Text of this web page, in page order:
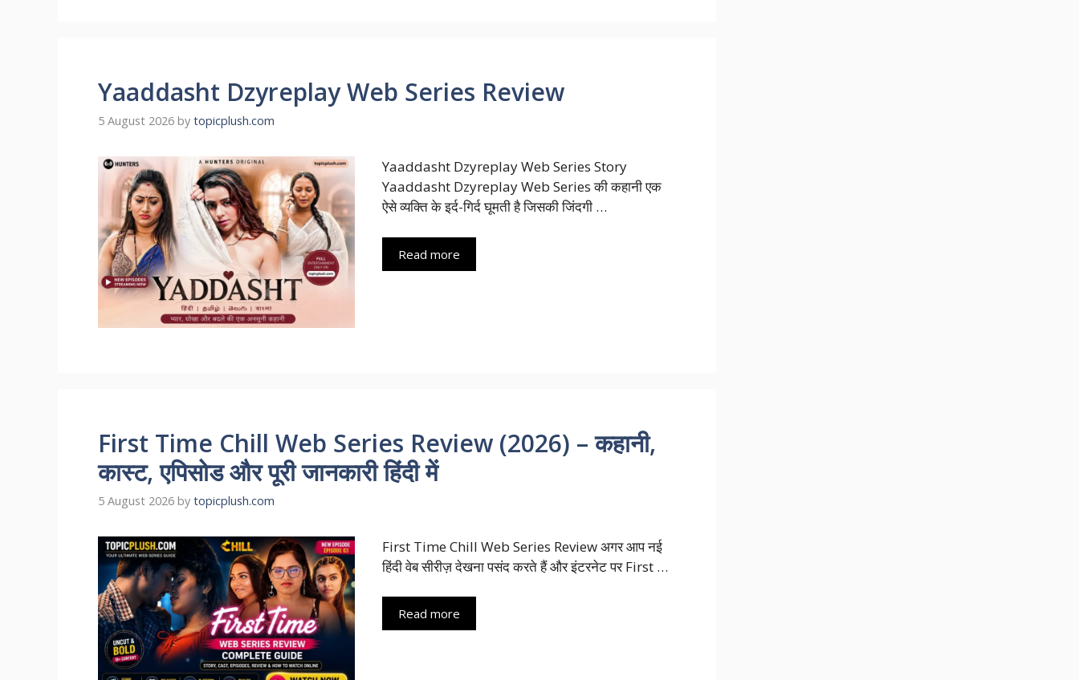
Yaaddasht Dzyreplay Web Series Review
5 August 2026 by topicplush.com
Yaaddasht Dzyreplay Web Series Story
Yaaddasht Dzyreplay Web Series की कहानी एक
ऐसे व्यक्ति के इर्द-गिर्द घूमती है जिसकी जिंदगी …
Read more
First Time Chill Web Series Review (2026) – कहानी,
कास्ट, एपिसोड और पूरी जानकारी हिंदी में
5 August 2026 by topicplush.com
First Time Chill Web Series Review अगर आप नई
हिंदी वेब सीरीज़ देखना पसंद करते हैं और इंटरनेट पर First …
Read more